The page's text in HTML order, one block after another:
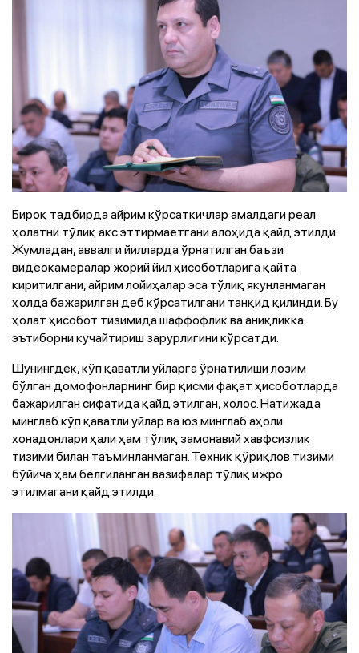
Бироқ тадбирда айрим кўрсаткичлар амалдаги реал
ҳолатни тўлиқ акс эттирмаётгани алоҳида қайд этилди.
Жумладан, аввалги йилларда ўрнатилган баъзи
видеокамералар жорий йил ҳисоботларига қайта
киритилгани, айрим лойиҳалар эса тўлиқ якунланмаган
ҳолда бажарилган деб кўрсатилгани танқид қилинди. Бу
ҳолат ҳисобот тизимида шаффофлик ва аниқликка
эътиборни кучайтириш зарурлигини кўрсатди.
Шунингдек, кўп қаватли уйларга ўрнатилиши лозим
бўлган домофонларнинг бир қисми фақат ҳисоботларда
бажарилган сифатида қайд этилган, холос. Натижада
минглаб кўп қаватли уйлар ва юз минглаб аҳоли
хонадонлари ҳали ҳам тўлиқ замонавий хавфсизлик
тизими билан таъминланмаган. Техник қўриқлов тизими
бўйича ҳам белгиланган вазифалар тўлиқ ижро
этилмагани қайд этилди.